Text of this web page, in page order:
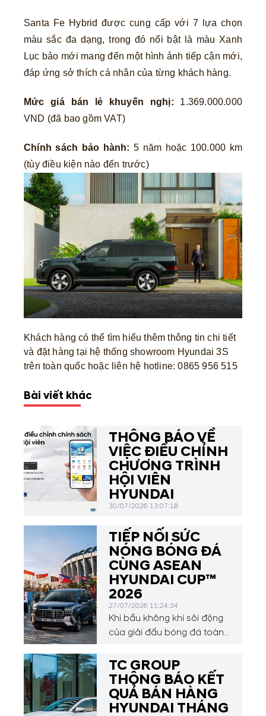
Santa Fe Hybrid được cung cấp với 7 lựa chọn
màu sắc đa dạng, trong đó nổi bật là màu Xanh
Lục bảo mới mang đến một hình ảnh tiếp cận mới,
đáp ứng sở thích cá nhân của từng khách hàng.
Mức giá bán lẻ khuyến nghị: 1.369.000.000
VND (đã bao gồm VAT)
Chính sách bảo hành: 5 năm hoặc 100.000 km
(tùy điều kiện nào đến trước)
Khách hàng có thể tìm hiểu thêm thông tin chi tiết
và đặt hàng tại hệ thống showroom Hyundai 3S
trên toàn quốc hoặc liên hệ hotline:0865 956 515
Bài viết khác
THÔNG BÁO VỀ
VIỆC ĐIỀU CHỈNH
CHƯƠNG TRÌNH
HỘI VIÊN
HYUNDAI
30/07/2026 13:07:18
TIẾP NỐI SỨC
NÓNG BÓNG ĐÁ
CÙNG ASEAN
HYUNDAI CUP™
2026
27/07/2026 11:24:34
Khi bầu không khí sôi động
của giải đấu bóng đá toàn
của người hâm mộ sẽ tiếp
tục hướng về Đông Nam Á
với ASEAN Hyundai Cup™
2026, diễn ra từ ngày 24
TC GROUP
THÔNG BÁO KẾT
QUẢ BÁN HÀNG
HYUNDAI THÁNG